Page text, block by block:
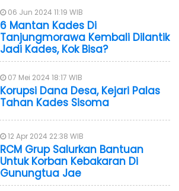
06 Jun 2024 11:19 WIB
6 Mantan Kades Di
Tanjungmorawa Kembali Dilantik
Jadi Kades, Kok Bisa?
07 Mei 2024 18:17 WIB
Korupsi Dana Desa, Kejari Palas
Tahan Kades Sisoma
12 Apr 2024 22:38 WIB
RCM Grup Salurkan Bantuan
Untuk Korban Kebakaran Di
Gunungtua Jae